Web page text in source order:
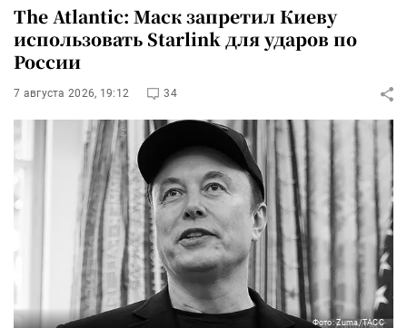
The Atlantic: Маск запретил Киеву
использовать Starlink для ударов по
России
7 августа 2026, 19:12 34
Фото: Zuma/ТАСС